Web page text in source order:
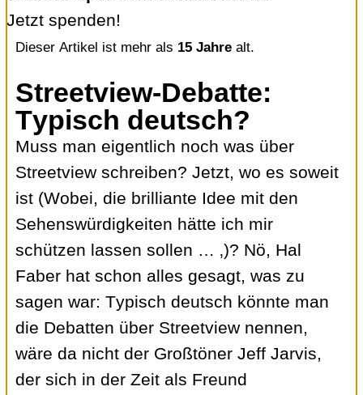
Jetzt spenden!
Dieser Artikel ist mehr als 15 Jahrealt.
Streetview-Debatte:
Typisch deutsch?
Muss man eigentlich noch was über
Streetview schreiben? Jetzt, wo es soweit
ist (Wobei, die brilliante Idee mit den
Sehenswürdigkeiten hätte ich mir
schützen lassen sollen … ‚)? Nö, Hal
Faber hat schon alles gesagt, was zu
sagen war: Typisch deutsch könnte man
die Debatten über Streetview nennen,
wäre da nicht der Großtöner Jeff Jarvis,
der sich in der Zeit als Freund